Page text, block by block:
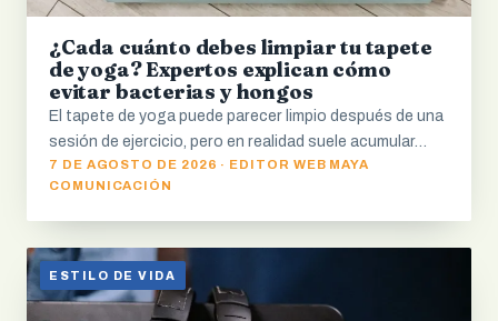
¿Cada cuánto debes limpiar tu tapete
de yoga? Expertos explican cómo
evitar bacterias y hongos
El tapete de yoga puede parecer limpio después de una
sesión de ejercicio, pero en realidad suele acumular…
7 DE AGOSTO DE 2026 · EDITOR WEB MAYA
COMUNICACIÓN
ESTILO DE VIDA